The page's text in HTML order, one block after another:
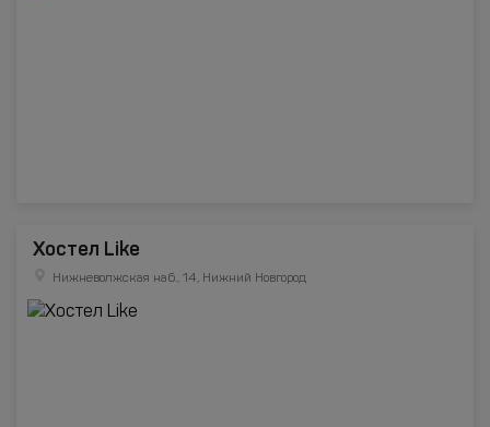
Хостел Like
Нижневолжская наб., 14, Нижний Новгород